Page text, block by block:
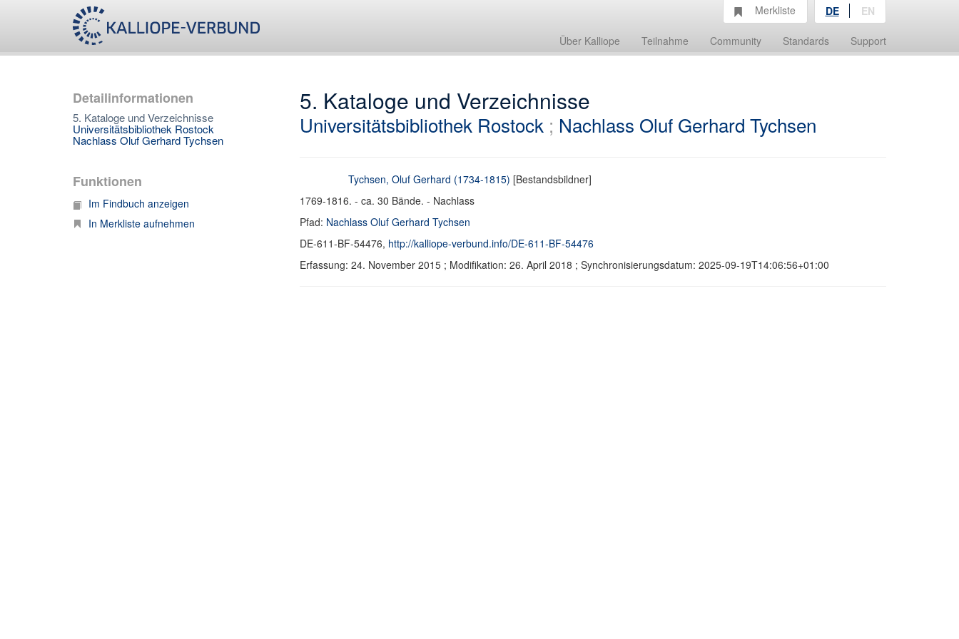
Über Kalliope Teilnahme Community Standards Support
Merkliste DE EN
Detailinformationen
5. Kataloge und Verzeichnisse
Universitätsbibliothek Rostock
Nachlass Oluf Gerhard Tychsen
Funktionen
Im Findbuch anzeigen
In Merkliste aufnehmen
5. Kataloge und Verzeichnisse
Universitätsbibliothek Rostock; Nachlass Oluf Gerhard Tychsen
Tychsen, Oluf Gerhard (1734-1815) [Bestandsbildner]
1769-1816. - ca. 30 Bände. - Nachlass
Pfad: Nachlass Oluf Gerhard Tychsen
DE-611-BF-54476, http://kalliope-verbund.info/DE-611-BF-54476
Erfassung: 24. November 2015 ; Modifikation: 26. April 2018 ; Synchronisierungsdatum: 2025-09-19T14:06:56+01:00